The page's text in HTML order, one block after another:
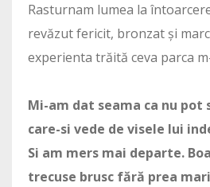
Rasturnam lumea la
revăzut fericit, bronzat și
experienta trăită ceva parca
Mi-am dat seama ca nu pot
care-si vede de visele lui
Si am mers mai departe.
trecuse brusc fără prea